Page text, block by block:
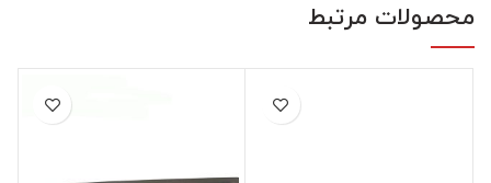
محصولات مرتبط